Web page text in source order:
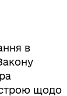
в
щодо